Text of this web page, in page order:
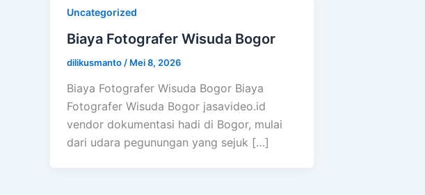
Uncategorized
Biaya Fotografer Wisuda Bogor
dilikusmanto / Mei 8, 2026
Biaya Fotografer Wisuda Bogor Biaya
Fotografer Wisuda Bogor jasavideo.id
vendor dokumentasi hadi di Bogor, mulai
dari udara pegunungan yang sejuk […]